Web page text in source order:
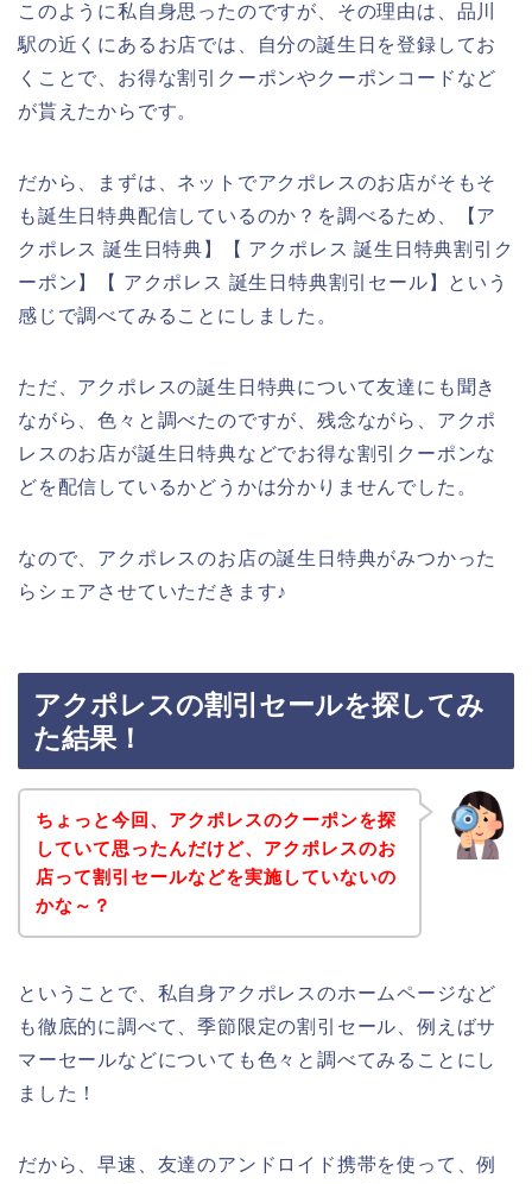
このように私自身思ったのですが、その理由は、品川
駅の近くにあるお店では、自分の誕生日を登録してお
くことで、お得な割引クーポンやクーポンコードなど
が貰えたからです。
だから、まずは、ネットでアクポレスのお店がそもそ
も誕生日特典配信しているのか？を調べるため、【ア
クポレス 誕生日特典】【 アクポレス 誕生日特典割引ク
ーポン】【 アクポレス 誕生日特典割引セール】という
感じで調べてみることにしました。
ただ、アクポレスの誕生日特典について友達にも聞き
ながら、色々と調べたのですが、残念ながら、アクポ
レスのお店が誕生日特典などでお得な割引クーポンな
どを配信しているかどうかは分かりませんでした。
なので、アクポレスのお店の誕生日特典がみつかった
らシェアさせていただきます♪
アクポレスの割引セールを探してみ
た結果！
ちょっと今回、アクポレスのクーポンを探
していて思ったんだけど、アクポレスのお
店って割引セールなどを実施していないの
かな～？
ということで、私自身アクポレスのホームページなど
も徹底的に調べて、季節限定の割引セール、例えばサ
マーセールなどについても色々と調べてみることにし
ました！
だから、早速、友達のアンドロイド携帯を使って、例